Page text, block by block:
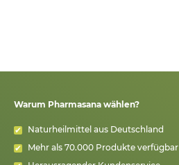
Warum Pharmasana wählen?
Naturheilmittel aus Deutschland
Mehr als 70.000 Produkte verfügbar